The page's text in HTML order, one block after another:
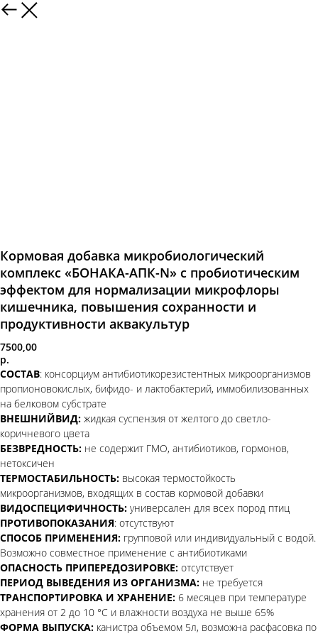
Кормовая добавка микробиологический
комплекс «БОНАКА-АПК-N» с пробиотическим
эффектом для нормализации микрофлоры
кишечника, повышения сохранности и
продуктивности аквакультур
7500,00
р.
СОСТАВ: консорциум антибиотикорезистентных микроорганизмов
пропионовокислых, бифидо- и лактобактерий, иммобилизованных
на белковом субстрате
ВНЕШНИЙВИД: жидкая суспензия от желтого до светло-
коричневого цвета
БЕЗВРЕДНОСТЬ: не содержит ГМО, антибиотиков, гормонов,
нетоксичен
ТЕРМОСТАБИЛЬНОСТЬ: высокая термостойкость
микроорганизмов, входящих в состав кормовой добавки
ВИДОСПЕЦИФИЧНОСТЬ: универсален для всех пород птиц
ПРОТИВОПОКАЗАНИЯ: отсутствуют
СПОСОБ ПРИМЕНЕНИЯ: групповой или индивидуальный с водой.
Возможно совместное применение с антибиотиками
ОПАСНОСТЬ ПРИПЕРЕДОЗИРОВКЕ: отсутствует
ПЕРИОД ВЫВЕДЕНИЯ ИЗ ОРГАНИЗМА: не требуется
ТРАНСПОРТИРОВКА И ХРАНЕНИЕ: 6 месяцев при температуре
хранения от 2 до 10 °С и влажности воздуха не выше 65%
ФОРМА ВЫПУСКА: канистра объемом 5л, возможна расфасовка по